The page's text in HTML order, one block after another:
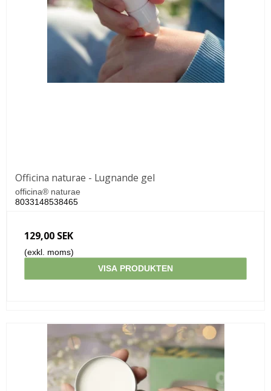
Officina naturae - Lugnande gel
officina® naturae
8033148538465
129,00 SEK
(exkl. moms)
VISA PRODUKTEN